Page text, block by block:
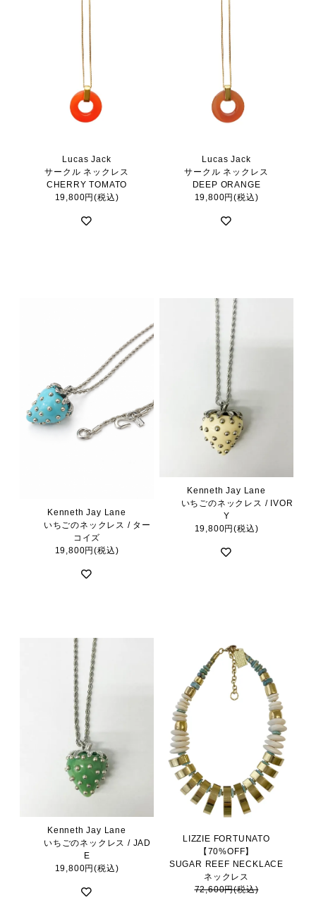
Lucas Jack
サークル ネックレス
CHERRY TOMATO
19,800円(税込)
Lucas Jack
サークル ネックレス
DEEP ORANGE
19,800円(税込)
Kenneth Jay Lane
いちごのネックレス / ター
コイズ
19,800円(税込)
Kenneth Jay Lane
いちごのネックレス / IVOR
Y
19,800円(税込)
Kenneth Jay Lane
いちごのネックレス / JAD
E
19,800円(税込)
LIZZIE FORTUNATO
【70%OFF】
SUGAR REEF NECKLACE
ネックレス
72,600円(税込)